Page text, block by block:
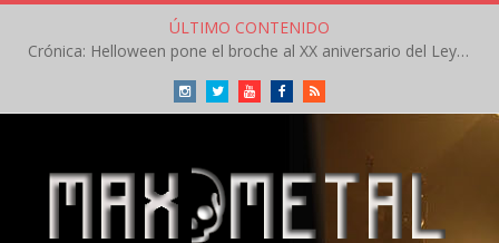
ÚLTIMO CONTENIDO
Crónica: Helloween pone el broche al XX aniversario del Leyendas del Rock – Sábado – Agosto 2026
InstagramTwitterYoutubeFacebookRSS